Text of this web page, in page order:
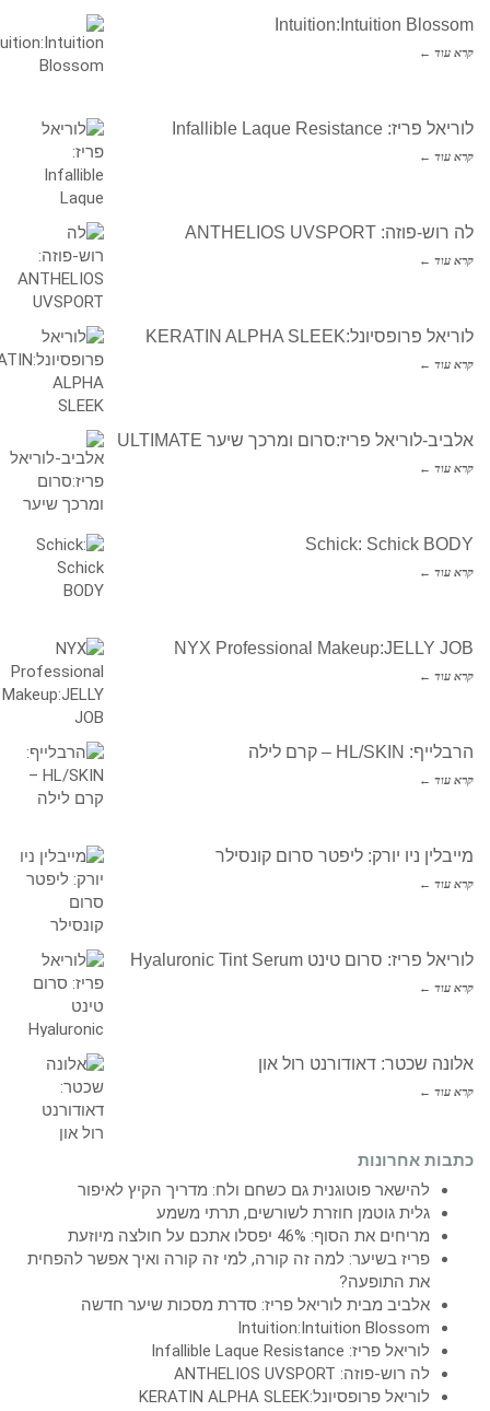
Intuition:Intuition Blossom
קרא עוד ←
לוריאל פריז: Infallible Laque Resistance
קרא עוד ←
לה רוש-פוזה: ANTHELIOS UVSPORT
קרא עוד ←
לוריאל פרופסיונל:KERATIN ALPHA SLEEK
קרא עוד ←
אלביב-לוריאל פריז:סרום ומרכך שיער ULTIMATE
קרא עוד ←
Schick: Schick BODY
קרא עוד ←
NYX Professional Makeup:JELLY JOB
קרא עוד ←
הרבלייף: HL/SKIN – קרם לילה
קרא עוד ←
מייבלין ניו יורק: ליפטר סרום קונסילר
קרא עוד ←
לוריאל פריז: סרום טינט Hyaluronic Tint Serum
קרא עוד ←
אלונה שכטר: דאודורנט רול און
קרא עוד ←
כתבות אחרונות
להישאר פוטוגנית גם כשחם ולח: מדריך הקיץ לאיפור
גלית גוטמן חוזרת לשורשים, תרתי משמע
מריחים את הסוף: 46% יפסלו אתכם על חולצה מיוזעת
פריז בשיער: למה זה קורה, למי זה קורה ואיך אפשר להפחית
את התופעה?
אלביב מבית לוריאל פריז: סדרת מסכות שיער חדשה
Intuition:Intuition Blossom
לוריאל פריז: Infallible Laque Resistance
לה רוש-פוזה: ANTHELIOS UVSPORT
לוריאל פרופסיונל:KERATIN ALPHA SLEEK